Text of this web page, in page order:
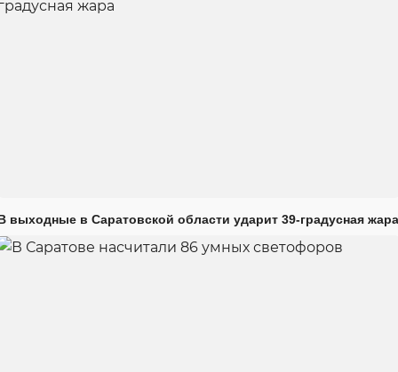
выходные в Саратовской области ударит 39-градусная жара